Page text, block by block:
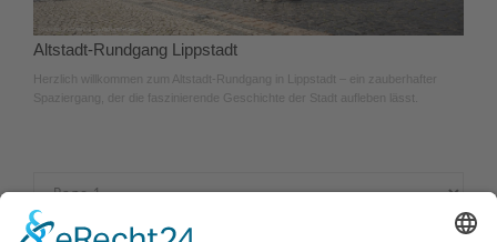
Altstadt-Rundgang Lippstadt
Herzlich willkommen zum Altstadt-Rundgang in Lippstadt – ein zauberhafter
Spaziergang, der die faszinierende Geschichte der Stadt aufleben lässt.